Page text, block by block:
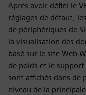
Après avoir défini le
réglages de défaut,
de périphériques de
la visualisation des
basé sur le site Web
de poids et le
sont affichés dans de
niveau de la